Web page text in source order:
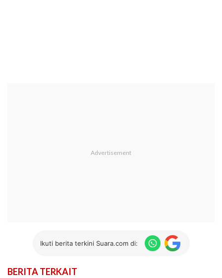
Ikuti berita terkini Suara.com di:
BERITA TERKAIT